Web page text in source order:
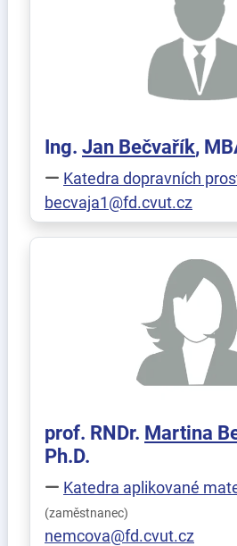
Ing. Jan Bečvařík,
Katedra dopravních
becvaja1@fd.cvut.cz
prof. RNDr. Martina
Ph.D.
Katedra aplikované
(zaměstnanec)
nemcova@fd.cvut.cz